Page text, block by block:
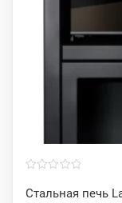
Стальная печь
o
u